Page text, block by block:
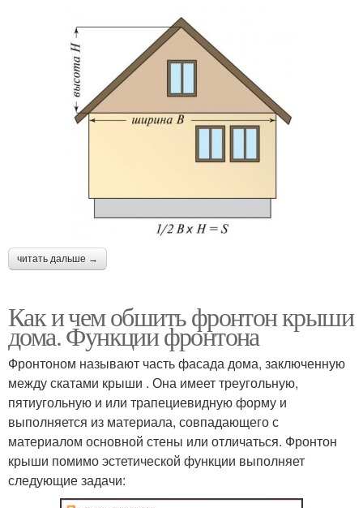
читать дальше →
Как и чем обшить фронтон крыши
дома. Функции фронтона
Фронтоном называют часть фасада дома, заключенную
между скатами крыши . Она имеет треугольную,
пятиугольную и или трапециевидную форму и
выполняется из материала, совпадающего с
материалом основной стены или отличаться. Фронтон
крыши помимо эстетической функции выполняет
следующие задачи: